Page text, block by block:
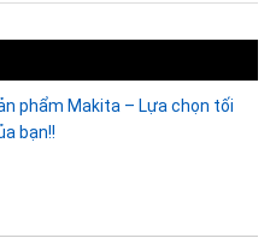
phẩm Makita – Lựa chọn tối
bạn!!